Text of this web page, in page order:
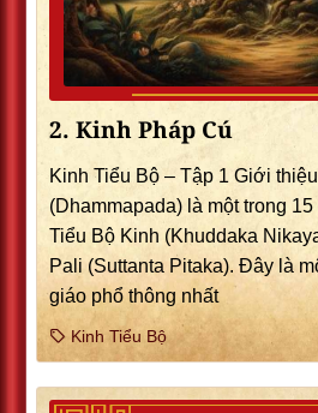
2. Kinh Pháp Cú
Kinh Tiểu Bộ – Tập 1 Giới
(Dhammapada) là một trong
Tiểu Bộ Kinh (Khuddaka
Pali (Suttanta Pitaka). Ðây là
giáo phổ thông nhất
Kinh Tiểu Bộ